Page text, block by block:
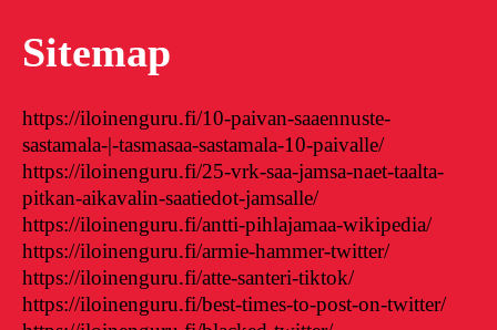
Sitemap
https://iloinenguru.fi/10-paivan-saaennuste-
sastamala-|-tasmasaa-sastamala-10-paivalle/
https://iloinenguru.fi/25-vrk-saa-jamsa-naet-taalta-
pitkan-aikavalin-saatiedot-jamsalle/
https://iloinenguru.fi/antti-pihlajamaa-wikipedia/
https://iloinenguru.fi/armie-hammer-twitter/
https://iloinenguru.fi/atte-santeri-tiktok/
https://iloinenguru.fi/best-times-to-post-on-twitter/